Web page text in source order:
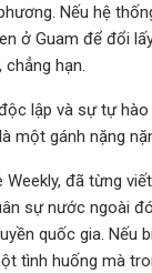
Nếu hệ
ở Guam để đổi
hạn.
lập và sự tự
gánh nặng
đã từng
sự nước ngoài
quốc gia. Nếu
tình huống mà